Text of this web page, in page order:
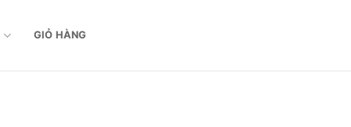
GIỎ HÀNG